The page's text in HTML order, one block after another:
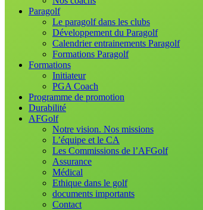
Paragolf
Le paragolf dans les clubs
Développement du Paragolf
Calendrier entrainements Paragolf
Formations Paragolf
Formations
Initiateur
PGA Coach
Programme de promotion
Durabilité
AFGolf
Notre vision. Nos missions
L’équipe et le CA
Les Commissions de l’AFGolf
Assurance
Médical
Ethique dans le golf
documents importants
Contact